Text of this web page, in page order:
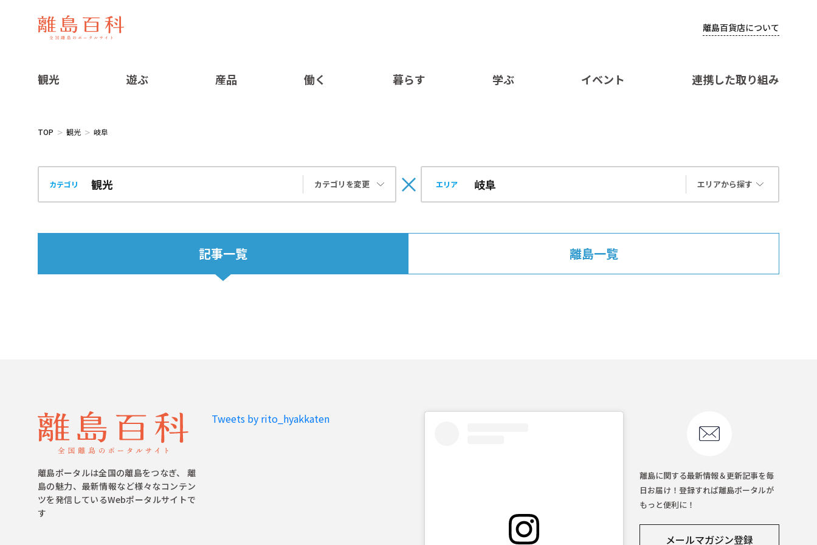
離島百貨店について
観光 遊ぶ 産品 働く 暮らす 学ぶ イベント 連携した取り組み
TOP 観光 岐阜
カテゴリ カテゴリを変更 エリア エリアから探す
記事一覧 離島一覧
離島ポータルは全国の離島をつなぎ、 離
島の魅力、最新情報など様々なコンテン
ツを発信しているWebポータルサイトで
す
Tweets by rito_hyakkaten
離島に関する最新情報＆更新記事を毎
日お届け！登録すれば離島ポータルが
もっと便利に！
メールマガジン登録